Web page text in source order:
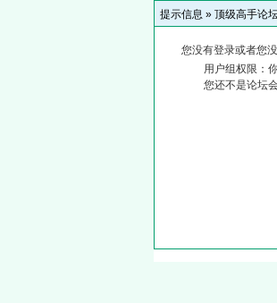
提示信息 » 顶级高手论
您没有登录或者您
用户组权限：
您还不是论坛